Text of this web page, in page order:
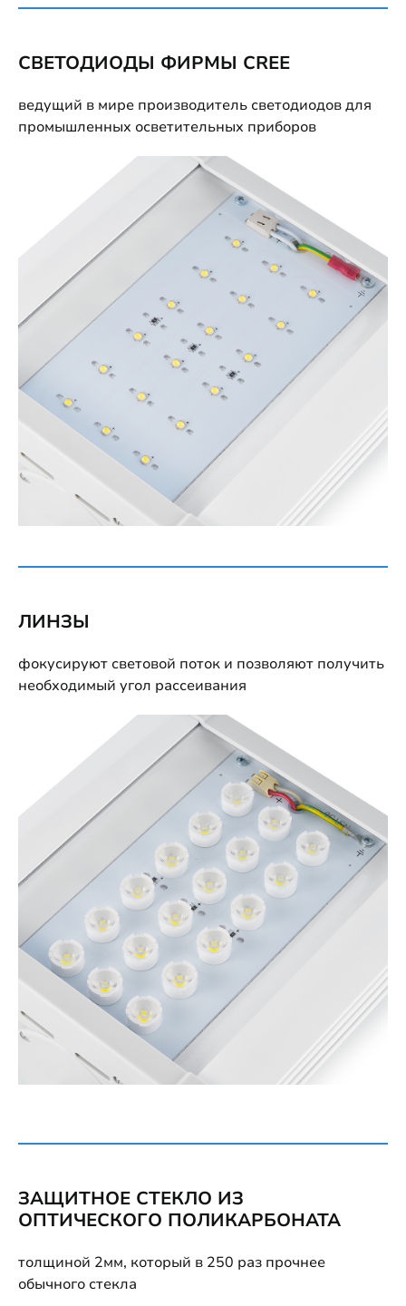
СВЕТОДИОДЫ ФИРМЫ CREE
ведущий в мире производитель светодиодов для
промышленных осветительных приборов
ЛИНЗЫ
фокусируют световой поток и позволяют получить
необходимый угол рассеивания
ЗАЩИТНОЕ СТЕКЛО ИЗ
ОПТИЧЕСКОГО ПОЛИКАРБОНАТА
толщиной 2мм, который в 250 раз прочнее
обычного стекла